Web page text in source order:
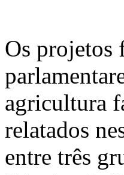
Os projetos
agricultura
relatados
entre três